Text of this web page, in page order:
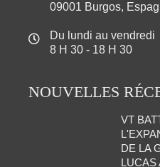
09001 Burgos,
Du lundi au vendredi
8 H 30 - 18 H 30
NOUVELLES
VT
DE LA
LUCAS